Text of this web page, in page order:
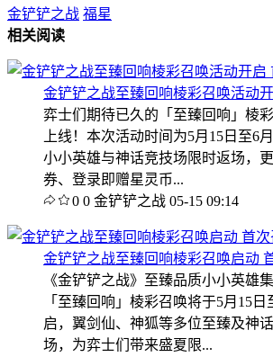
金铲铲之战 福星
相关阅读
金铲铲之战至臻回响棱彩召唤活动
弈士们期待已久的「至臻回响」棱
上线！本次活动时间为5月15日至6
小小英雄与神话竞技场限时返场，
券、登录即赠星灵币...
0 0 金铲铲之战 05-15 09:14
金铲铲之战至臻回响棱彩召唤启动
《金铲铲之战》至臻品质小小英雄
「至臻回响」棱彩召唤将于5月15
启，翼剑仙、神狐等多位至臻及神
场，为弈士们带来盛夏限...